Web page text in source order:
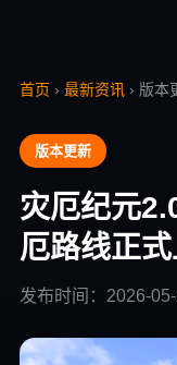
首页 › 最新资讯 › 版本
版本更新
灾厄纪元
厄路线正
发布时间：2026-